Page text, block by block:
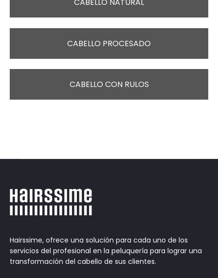
CABELLO PROCESADO
CABELLO CON RULOS
Hairssime, ofrece una solución para cada uno de los
servicios del profesional en la peluquería para lograr una
transformación del cabello de sus clientes.